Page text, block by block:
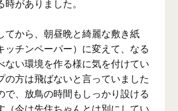
がありました。
てから、朝昼晩と綺麗な敷き紙
ッチンペーパー）に変えて、なる
ない環境を作る様に気を付けてい
の方は飛ばないと言っていました
で、放鳥の時間もしっかり設ける